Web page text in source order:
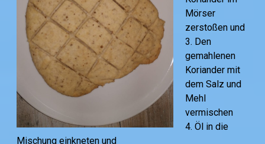
Mörser
zerstoßen und
3. Den
gemahlenen
Koriander mit
dem Salz und
Mehl
vermischen
4. Öl in die
Mischung einkneten und